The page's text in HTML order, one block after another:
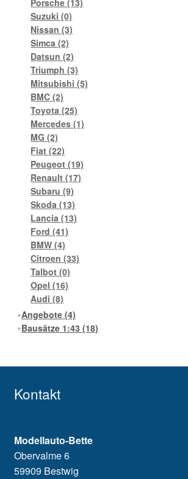
Suzuki(0)
Nissan(3)
Simca(2)
Datsun(2)
Triumph(3)
Mitsubishi(5)
BMC(2)
Toyota(25)
Mercedes(1)
MG(2)
Fiat(22)
Peugeot(19)
Renault(17)
Subaru(9)
Skoda(13)
Lancia(13)
Ford(41)
BMW(4)
Citroen(33)
Talbot(0)
Opel(16)
Audi(8)
Angebote(4)
Bausätze 1:43(18)
Kontakt
Modellauto-Bette
Obervalme 6
59909 Bestwig